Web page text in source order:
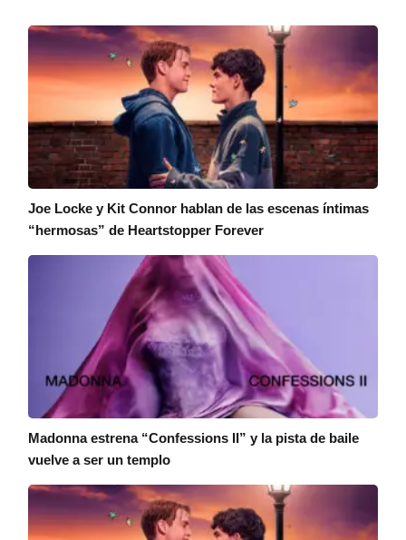
Joe Locke y Kit Connor hablan de las escenas íntimas
“hermosas” de Heartstopper Forever
Madonna estrena “Confessions II” y la pista de baile
vuelve a ser un templo